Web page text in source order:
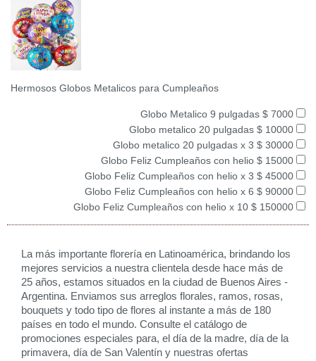
Hermosos Globos Metalicos para Cumpleaños
Globo Metalico 9 pulgadas $ 7000
Globo metalico 20 pulgadas $ 10000
Globo metalico 20 pulgadas x 3 $ 30000
Globo Feliz Cumpleaños con helio $ 15000
Globo Feliz Cumpleaños con helio x 3 $ 45000
Globo Feliz Cumpleaños con helio x 6 $ 90000
Globo Feliz Cumpleaños con helio x 10 $ 150000
La más importante florería en Latinoamérica, brindando los
mejores servicios a nuestra clientela desde hace más de
25 años, estamos situados en la ciudad de Buenos Aires -
Argentina. Enviamos sus arreglos florales, ramos, rosas,
bouquets y todo tipo de flores al instante a más de 180
países en todo el mundo. Consulte el catálogo de
promociones especiales para, el día de la madre, día de la
primavera, día de San Valentín y nuestras ofertas